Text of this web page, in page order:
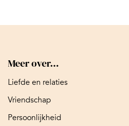
Meer over...
Liefde en relaties
Vriendschap
Persoonlijkheid